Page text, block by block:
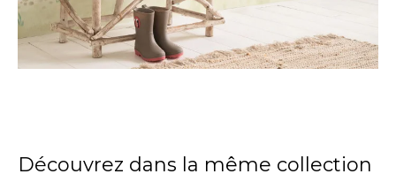
Découvrez dans la même collection